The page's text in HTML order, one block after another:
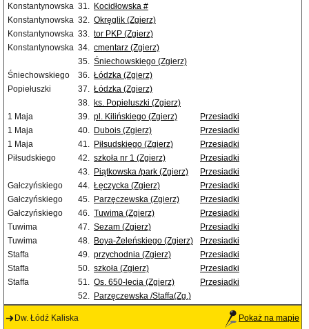
Konstantynowska 31. Kocidłowska #
Konstantynowska 32. Okręglik (Zgierz)
Konstantynowska 33. tor PKP (Zgierz)
Konstantynowska 34. cmentarz (Zgierz)
35. Śniechowskiego (Zgierz)
Śniechowskiego
36. Łódzka (Zgierz)
Popiełuszki
37. Łódzka (Zgierz)
38. ks. Popieluszki (Zgierz)
1 Maja
39. pl. Kilińskiego (Zgierz)
Przesiadki
1 Maja
40. Dubois (Zgierz)
Przesiadki
1 Maja
41. Piłsudskiego (Zgierz)
Przesiadki
Piłsudskiego
42. szkoła nr 1 (Zgierz)
Przesiadki
43. Piątkowska /park (Zgierz)
Przesiadki
Gałczyńskiego
44. Łęczycka (Zgierz)
Przesiadki
Gałczyńskiego
45. Parzęczewska (Zgierz)
Przesiadki
Gałczyńskiego
46. Tuwima (Zgierz)
Przesiadki
Tuwima
47. Sezam (Zgierz)
Przesiadki
Tuwima
48. Boya-Żeleńskiego (Zgierz)
Przesiadki
Staffa
49. przychodnia (Zgierz)
Przesiadki
Staffa
50. szkoła (Zgierz)
Przesiadki
Staffa
51. Os. 650-lecia (Zgierz)
Przesiadki
52. Parzęczewska /Staffa(Zg.)
Dw. Łódź Kaliska Pokaż na mapie